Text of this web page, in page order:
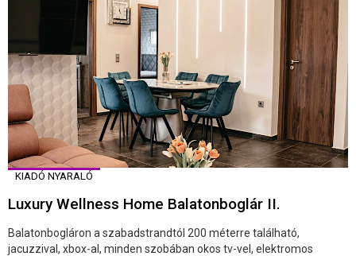
KIADÓ NYARALÓ
Luxury Wellness Home Balatonboglár II.
Balatonbogláron a szabadstrandtól 200 méterre található,
jacuzzival, xbox-al, minden szobában okos tv-vel, elektromos